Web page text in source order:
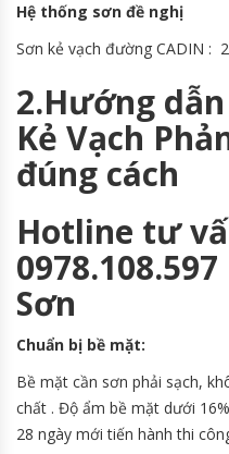
Hệ thống sơn đề nghị
Sơn kẻ vạch đường CADIN :
2.Hướng
Kẻ Vạch
đúng cách
Hotline tư
Sơn
Chuẩn bị bề mặt:
Bề mặt cần sơn phải sạch,
chất . Độ ẩm bề mặt dưới
28 ngày mới tiến hành thi